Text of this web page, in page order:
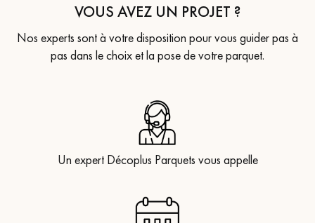
VOUS AVEZ UN PROJET ?
Nos experts sont à votre disposition pour vous guider pas à
pas dans le choix et la pose de votre parquet.
Un expert Décoplus Parquets vous appelle